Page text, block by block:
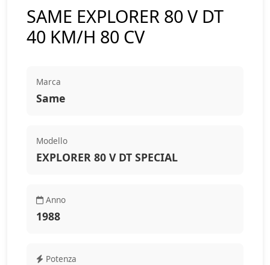
SAME EXPLORER 80 V DT
40 KM/H 80 CV
Marca
Same
Modello
EXPLORER 80 V DT SPECIAL
Anno
1988
Potenza